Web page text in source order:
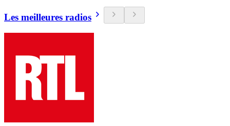
Les meilleures radios